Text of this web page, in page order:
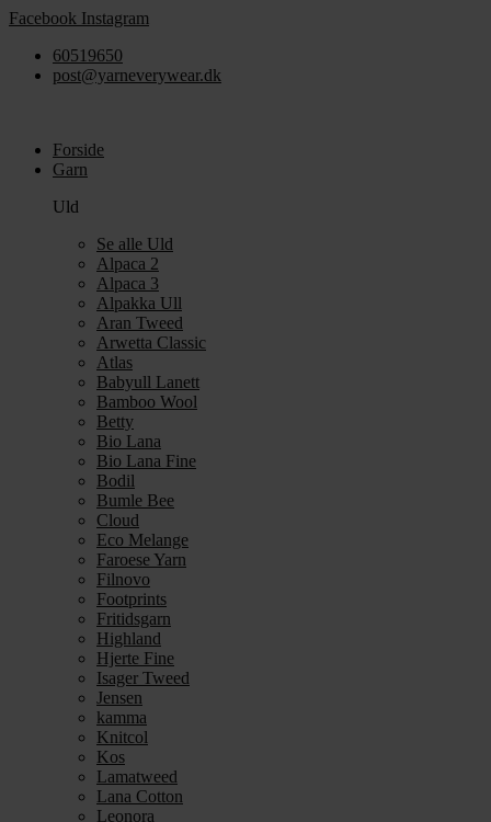
Videre
indhold
Facebook Instagram
60519650
post@yarneverywear.dk
Forside
Garn
Uld
Se alle Uld
Alpaca 2
Alpaca 3
Alpakka Ull
Aran Tweed
Arwetta Classic
Atlas
Babyull Lanett
Bamboo Wool
Betty
Bio Lana
Bio Lana Fine
Bodil
Bumle Bee
Cloud
Eco Melange
Faroese Yarn
Filnovo
Footprints
Fritidsgarn
Highland
Hjerte Fine
Isager Tweed
Jensen
kamma
Knitcol
Kos
Lamatweed
Lana Cotton
Leonora